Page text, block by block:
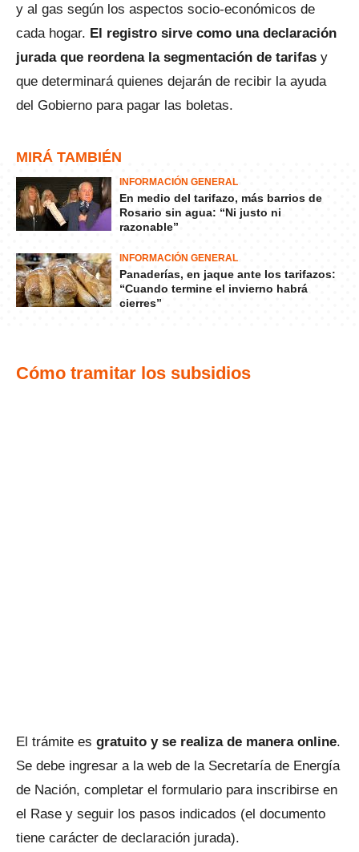
y al gas según los aspectos socio-económicos de
cada hogar. El registro sirve como una declaración
jurada que reordena la segmentación de tarifas y
que determinará quienes dejarán de recibir la ayuda
del Gobierno para pagar las boletas.
MIRÁ TAMBIÉN
INFORMACIÓN GENERAL
En medio del tarifazo, más barrios de
Rosario sin agua: “Ni justo ni
razonable”
INFORMACIÓN GENERAL
Panaderías, en jaque ante los tarifazos:
“Cuando termine el invierno habrá
cierres”
Cómo tramitar los subsidios
El trámite es gratuito y se realiza de manera online.
Se debe ingresar a la web de la Secretaría de Energía
de Nación, completar el formulario para inscribirse en
el Rase y seguir los pasos indicados (el documento
tiene carácter de declaración jurada).